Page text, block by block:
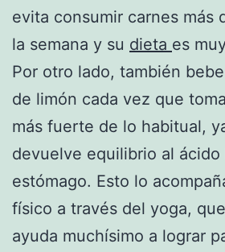
evita consumir carnes más
la semana y su dieta es
Por otro lado, también
de limón cada vez que
más fuerte de lo habitual,
devuelve equilibrio al ácido
estómago. Esto lo
físico a través del yoga,
ayuda muchísimo a lograr